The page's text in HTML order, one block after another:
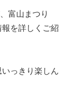
富山まつり
を詳しくご紹
っきり楽しん